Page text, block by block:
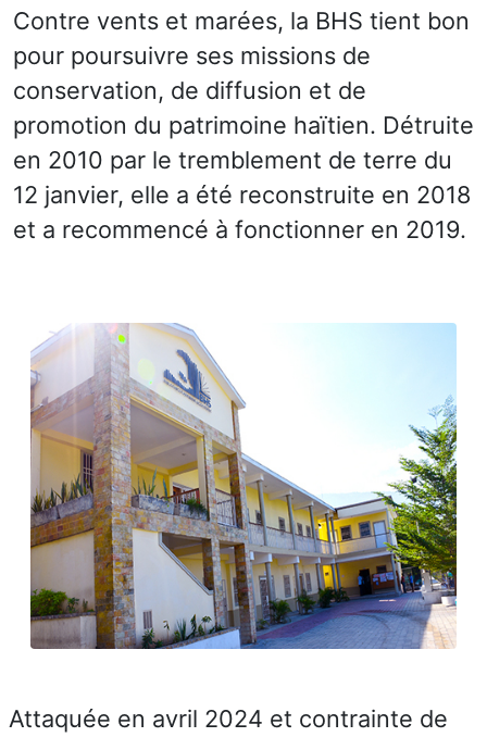
Contre vents et marées, la BHS tient bon
pour poursuivre ses missions de
conservation, de diffusion et de
promotion du patrimoine haïtien. Détruite
en 2010 par le tremblement de terre du
12 janvier, elle a été reconstruite en 2018
et a recommencé à fonctionner en 2019.
Attaquée en avril 2024 et contrainte de